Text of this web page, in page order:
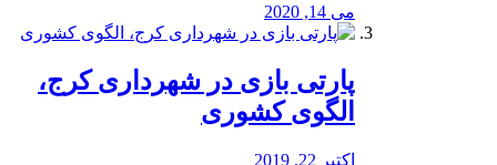
می 14, 2020
پارتی بازی در شهرداری کرج،
الگوی کشوری
اکتبر 22, 2019